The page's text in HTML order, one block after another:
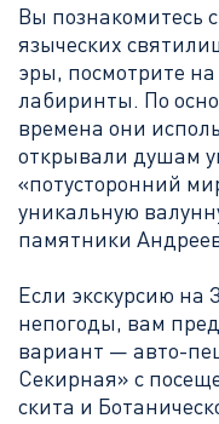
Вы познакомитесь
языческих
эры, посмотрите
лабиринты. По
времена они
открывали душам
«потусторонний
уникальную
памятники
Если экскурсию на
непогоды, вам
вариант — авто-
Секирная» с
скита и